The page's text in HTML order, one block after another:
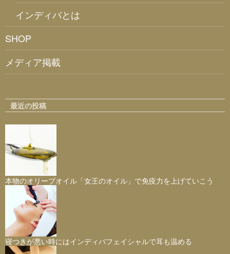
インディバとは
SHOP
メディア掲載
最近の投稿
本物のオリーブオイル「女王のオイル」で免疫力を上げていこう
寝つきが悪い時にはインディバフェイシャルで耳も温める